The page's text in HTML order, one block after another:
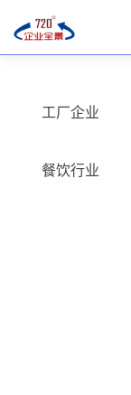
工厂企业
餐饮行业